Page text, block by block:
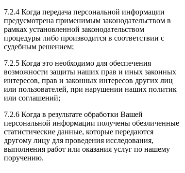
7.2.4 Когда передача персональной информации
предусмотрена применимым законодательством в
рамках установленной законодательством
процедуры либо производится в соответствии с
судебным решением;
7.2.5 Когда это необходимо для обеспечения
возможности защиты наших прав и иных законных
интересов, прав и законных интересов других лиц
или пользователей, при нарушении наших политик
или соглашений;
7.2.6 Когда в результате обработки Вашей
персональной информации получены обезличенные
статистические данные, которые передаются
другому лицу для проведения исследования,
выполнения работ или оказания услуг по нашему
поручению.